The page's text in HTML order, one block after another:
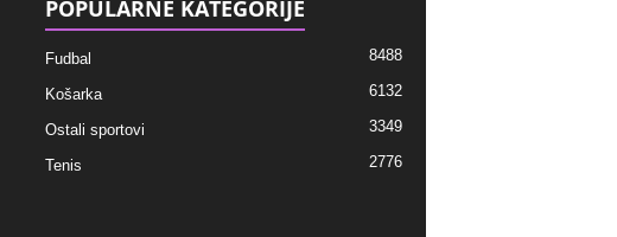
POPULARNE KATEGORIJE
Fudbal 8488
Košarka 6132
Ostali sportovi 3349
Tenis 2776